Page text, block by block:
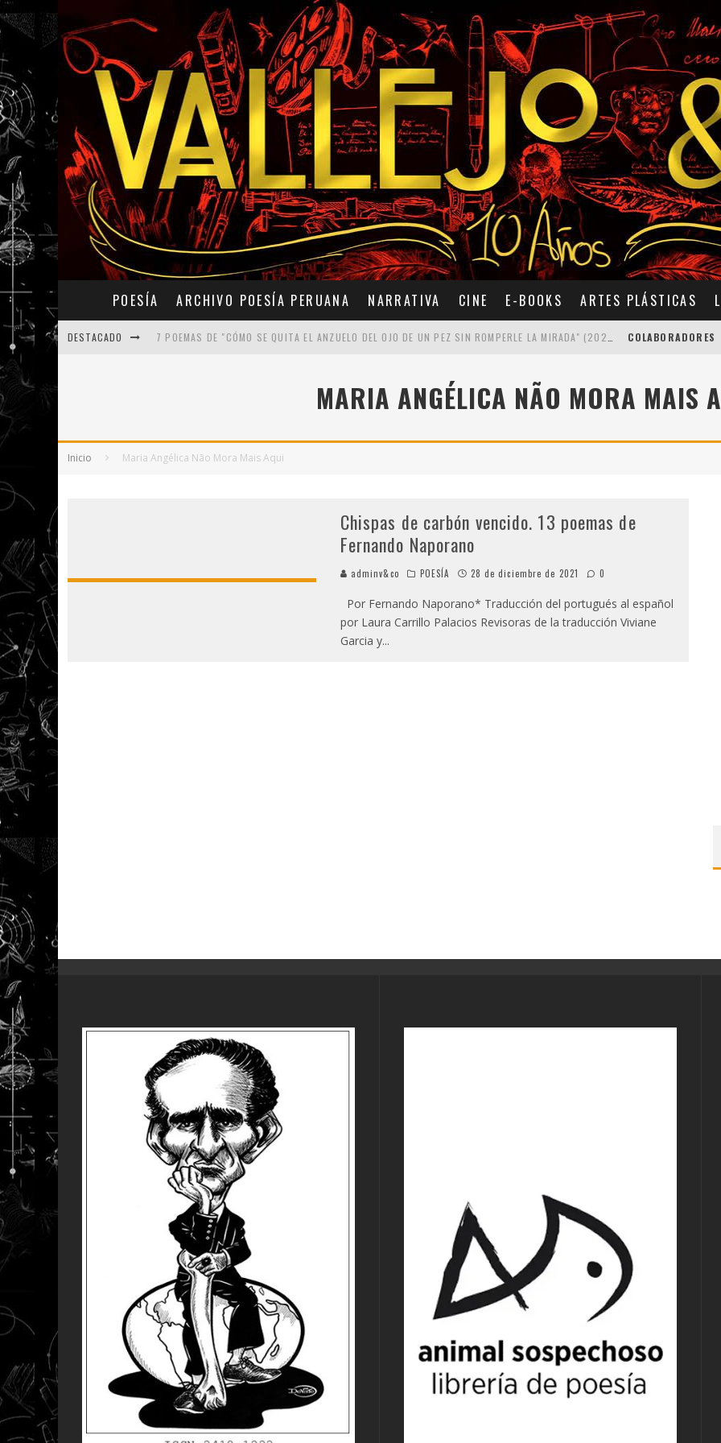
POESÍA ARCHIVO POESÍA PERUANA NARRATIVA CINE E-BOOKS ARTES PLÁSTICAS
DESTACADO
SOBRE "PROSAS MINÚSCULAS" (2025), DE ALONSO RABÍ
COLABORADORES
MARIA ANGÉLICA NÃO MORA MAIS
Inicio Maria Angélica Não Mora Mais Aqui
Chispas de carbón vencido. 13 poemas de
Fernando Naporano
adminv&co POESÍA 28 de diciembre de 2021 0
Por Fernando Naporano* Traducción del portugués al español
por Laura Carrillo Palacios Revisoras de la traducción Viviane
Garcia y...